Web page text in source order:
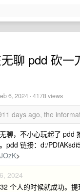
聊 pdd 砍
6, 2024 · 4178 views
days ago, the
聊，不小心玩起了 pdd
pdd 链接：d:/
>
2024
个人的时候就成功。